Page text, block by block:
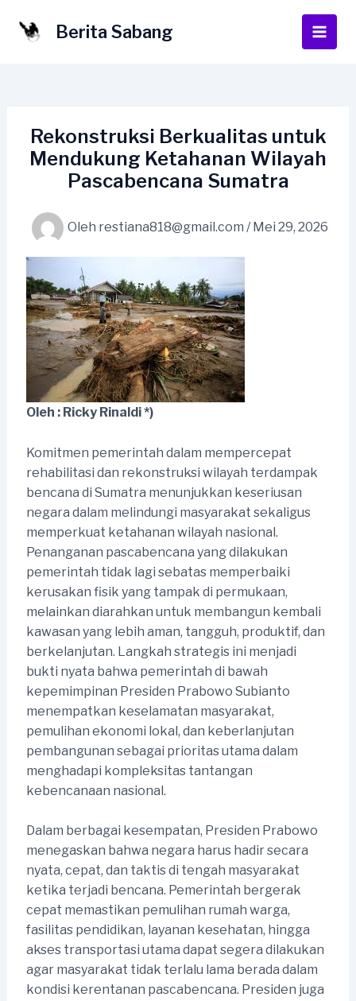
Berita Sabang
Main
Rekonstruksi Berkualitas untuk
Mendukung Ketahanan Wilayah
Pascabencana Sumatra
Oleh restiana818@gmail.com / Mei 29, 2026
Oleh : Ricky Rinaldi *)
Komitmen pemerintah dalam mempercepat
rehabilitasi dan rekonstruksi wilayah terdampak
bencana di Sumatra menunjukkan keseriusan
negara dalam melindungi masyarakat sekaligus
memperkuat ketahanan wilayah nasional.
Penanganan pascabencana yang dilakukan
pemerintah tidak lagi sebatas memperbaiki
kerusakan fisik yang tampak di permukaan,
melainkan diarahkan untuk membangun kembali
kawasan yang lebih aman, tangguh, produktif, dan
berkelanjutan. Langkah strategis ini menjadi
bukti nyata bahwa pemerintah di bawah
kepemimpinan Presiden Prabowo Subianto
menempatkan keselamatan masyarakat,
pemulihan ekonomi lokal, dan keberlanjutan
pembangunan sebagai prioritas utama dalam
menghadapi kompleksitas tantangan
kebencanaan nasional.
Dalam berbagai kesempatan, Presiden Prabowo
menegaskan bahwa negara harus hadir secara
nyata, cepat, dan taktis di tengah masyarakat
ketika terjadi bencana. Pemerintah bergerak
cepat memastikan pemulihan rumah warga,
fasilitas pendidikan, layanan kesehatan, hingga
akses transportasi utama dapat segera dilakukan
agar masyarakat tidak terlalu lama berada dalam
kondisi kerentanan pascabencana. Presiden juga